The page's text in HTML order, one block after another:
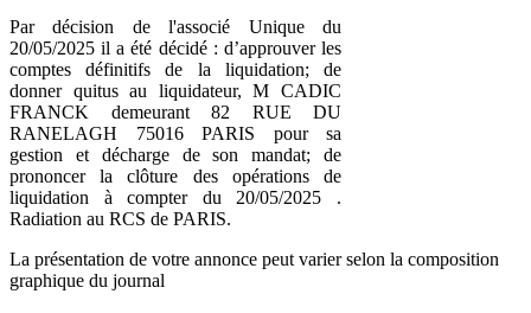
Par décision de l'associé Unique du
20/05/2025 il a été décidé : d’approuver les
comptes définitifs de la liquidation; de
donner quitus au liquidateur, M CADIC
FRANCK demeurant 82 RUE DU
RANELAGH 75016 PARIS pour sa
gestion et décharge de son mandat; de
prononcer la clôture des opérations de
liquidation à compter du 20/05/2025 .
Radiation au RCS de PARIS.
La présentation de votre annonce peut varier selon la composition
graphique du journal